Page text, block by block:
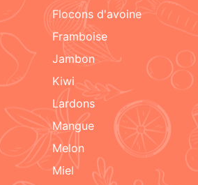
flocons d'avoine
framboise
jambon
kiwi
lardons
mangue
melon
miel